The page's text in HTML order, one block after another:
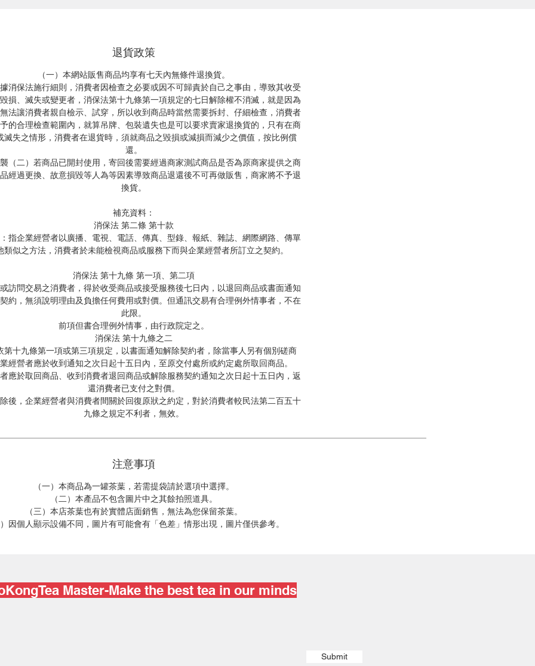
Shape: rolled tea
Weight:150g±5g
退貨政策
（一）本網站販售商品均享有七天內無條件退換貨。
消保法施行細則，消費者因檢查之必要或因不可歸責於自己之事由，導致其收受
損、滅失或變更者，消保法第十九條第一項規定的七日解除權不消滅，就是因為
法讓消費者親自檢示、試穿，所以收到商品時當然需要拆封、仔細檢查，消費者
的合理檢查範圍內，就算吊牌、包裝遺失也是可以要求賣家退換貨的，只有在商
滅失之情形，消費者在退貨時，須就商品之毀損或減損而減少之價值，按比例償
還。
（二）若商品已開封使用，寄回後需要經過商家測試商品是否為原商家提供之商
經過更換、故意損毀等人為等因素導致商品退還後不可再做販售，商家將不予退
換貨。
補充資料：
消保法 第二條 第十款
指企業經營者以廣播、電視、電話、傳真、型錄、報紙、雜誌、網際網路、傳單
類似之方法，消費者於未能檢視商品或服務下而與企業經營者所訂立之契約。
消保法 第十九條 第一項、第二項
訪問交易之消費者，得於收受商品或接受服務後七日內，以退回商品或書面通知
約，無須說明理由及負擔任何費用或對價。但通訊交易有合理例外情事者，不在
此限。
前項但書合理例外情事，由行政院定之。
消保法 第十九條之二
第十九條第一項或第三項規定，以書面通知解除契約者，除當事人另有個別磋商
經營者應於收到通知之次日起十五日內，至原交付處所或約定處所取回商品。
應於取回商品、收到消費者退回商品或解除服務契約通知之次日起十五日內，返
還消費者已支付之對價。
後，企業經營者與消費者間關於回復原狀之約定，對於消費者較民法第二百五十
九條之規定不利者，無效。
注意事項
（一）本商品為一罐茶葉，若需提袋請於選項中選擇。
（二）本產品不包含圖片中之其餘拍照道具。
（三）本店茶葉也有於實體店面銷售，無法為您保留茶葉。
因個人顯示設備不同，圖片有可能會有「色差」情形出現，圖片僅供參考。
Master-Make the best tea in our minds
Submit